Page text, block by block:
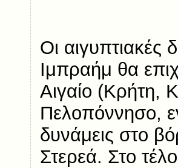
Οι αιγυπτιακές
Ιμπραήμ θα
Αιγαίο (Κρήτη,
Πελοπόννησο,
δυνάμεις στο
Στερεά. Στο